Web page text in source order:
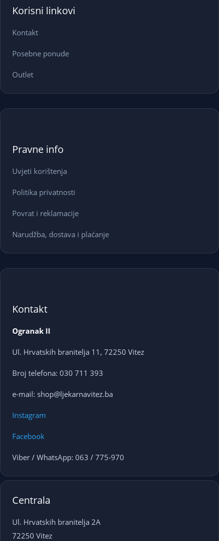
Korisni linkovi
Kontakt
Posebne ponude
Outlet
Pravne info
Uvjeti korištenja
Politika privatnosti
Povrat i reklamacije
Narudžba, dostava i plaćanje
Kontakt
Ogranak II
Ul. Hrvatskih branitelja 11, 72250 Vitez
Broj telefona: 030 711 393
e-mail: shop@ljekarnavitez.ba
Instagram
Facebook
Viber / WhatsApp: 063 / 775-970
Centrala
Ul. Hrvatskih branitelja 2A
72250 Vitez